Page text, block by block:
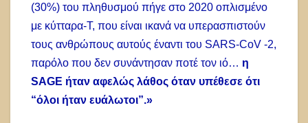
(30%) του πληθυσμού πήγε στο 2020 οπλισμένο
με κύτταρα-Τ, που είναι ικανά να υπερασπιστούν
τους ανθρώπους αυτούς έναντι του SARS-CoV -2,
παρόλο που δεν συνάντησαν ποτέ τον ιό… η
SAGE ήταν αφελώς λάθος όταν υπέθεσε ότι
“όλοι ήταν ευάλωτοι”.»